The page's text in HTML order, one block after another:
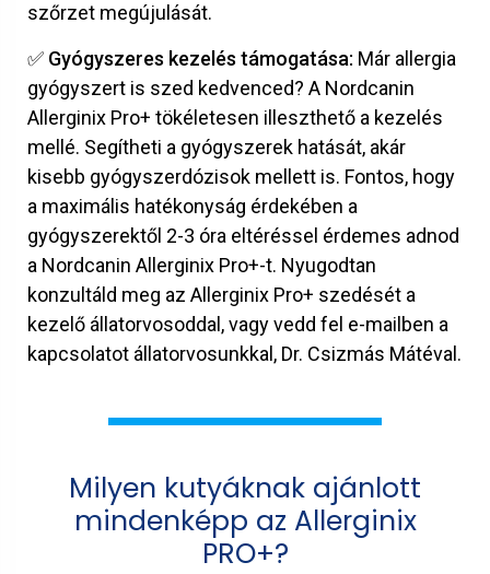
szőrzet megújulását.
✅ Gyógyszeres kezelés támogatása: Már allergia
gyógyszert is szed kedvenced? A Nordcanin
Allerginix Pro+ tökéletesen illeszthető a kezelés
mellé. Segítheti a gyógyszerek hatását, akár
kisebb gyógyszerdózisok mellett is. Fontos, hogy
a maximális hatékonyság érdekében a
gyógyszerektől 2-3 óra eltéréssel érdemes adnod
a Nordcanin Allerginix Pro+-t. Nyugodtan
konzultáld meg az Allerginix Pro+ szedését a
kezelő állatorvosoddal, vagy vedd fel e-mailben a
kapcsolatot állatorvosunkkal, Dr. Csizmás Mátéval.
Milyen kutyáknak ajánlott
mindenképp az Allerginix
PRO+?